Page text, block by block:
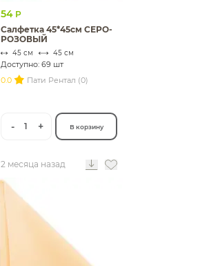
54 Р
Салфетка 45*45см СЕРО-
РОЗОВЫЙ
45 см 45 см
Доступно: 69 шт
0.0
Пати Рентал (0)
- 1 + В корзину
2 месяца назад